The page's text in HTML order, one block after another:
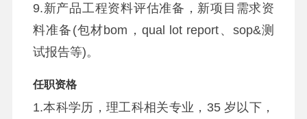
9.新产品工程资料评估准备，新项目需求资
料准备(包材bom，qual lot report、sop&测
试报告等)。
任职资格
1.本科学历，理工科相关专业，35 岁以下，